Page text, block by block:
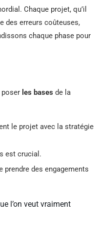
Chaque projet, qu’il
des erreurs coûteuses,
chaque phase pour
poser les bases de la
le projet avec la stratégie
est crucial.
des engagements
l’on veut vraiment